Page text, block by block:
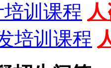
训课程
培训课程